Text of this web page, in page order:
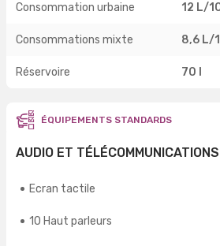
Consommation urbaine 12 L/
Consommations mixte 8,6 L/
Réservoire 70 l
ÉQUIPEMENTS STANDARDS
AUDIO ET TÉLÉCOMMUNICATIONS
Ecran tactile
10 Haut parleurs